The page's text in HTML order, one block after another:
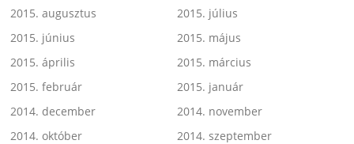
2015. augusztus
2015. július
2015. június
2015. május
2015. április
2015. március
2015. február
2015. január
2014. december
2014. november
2014. október
2014. szeptember